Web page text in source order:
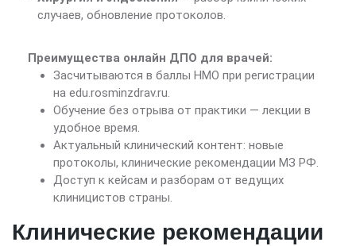
случаев, обновление протоколов.
Преимущества онлайн ДПО для врачей:
Засчитываются в баллы НМО при регистрации
на edu.rosminzdrav.ru.
Обучение без отрыва от практики — лекции в
удобное время.
Актуальный клинический контент: новые
протоколы, клинические рекомендации МЗ РФ.
Доступ к кейсам и разборам от ведущих
клиницистов страны.
Клинические рекомендации